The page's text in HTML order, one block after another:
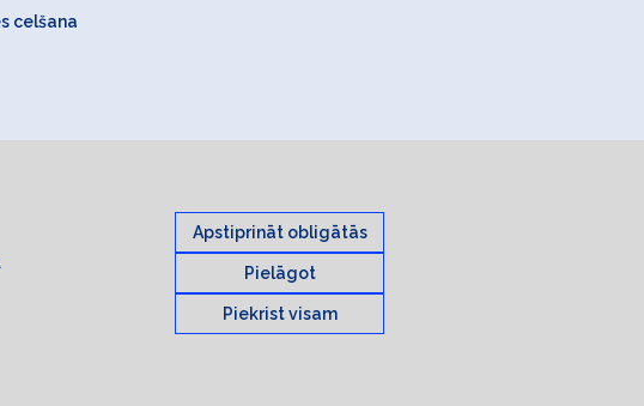
celšana
Apstiprināt obligātās
Pielāgot
Piekrist visam